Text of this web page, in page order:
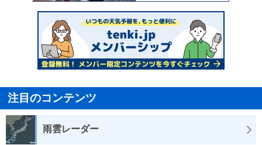
注目のコンテンツ
雨雲レーダー